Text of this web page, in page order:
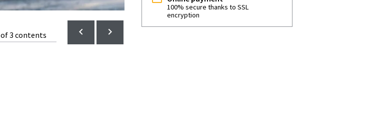
of 3 contents
100% secure thanks to SSL
encryption